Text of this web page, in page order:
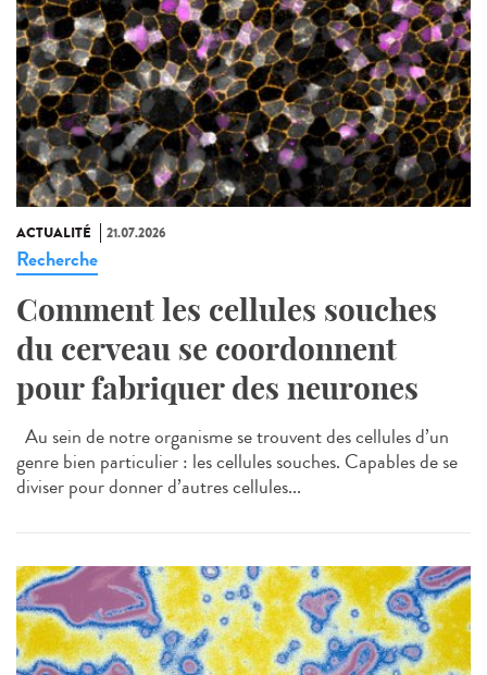
ACTUALITÉ 21.07.2026
Recherche
Comment les cellules souches
du cerveau se coordonnent
pour fabriquer des neurones
Au sein de notre organisme se trouvent des cellules d’un
genre bien particulier : les cellules souches. Capables de se
diviser pour donner d’autres cellules...